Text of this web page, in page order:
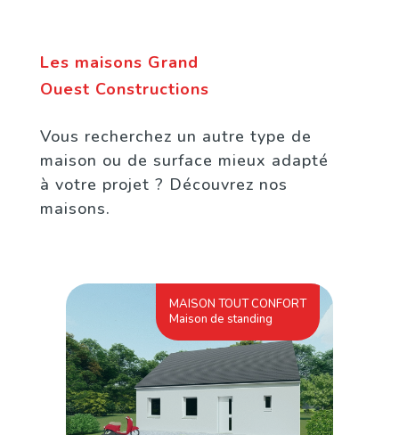
Les maisons Grand
Ouest Constructions
Vous recherchez un autre type de
maison ou de surface mieux adapté
à votre projet ? Découvrez nos
maisons.
MAISON TOUT CONFORT
Maison de standing